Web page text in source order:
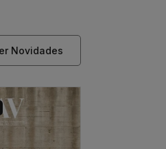
Novidades